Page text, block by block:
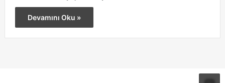
Devamını Oku »